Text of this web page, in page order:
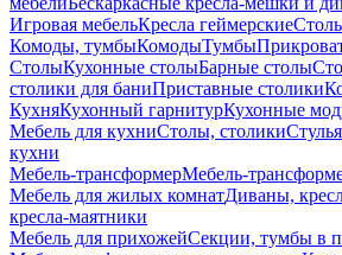
Игровая мебельКресла геймерские
Комоды, тумбыКомодыТумбы
СтолыКухонные столыБарные столы
столики для баниПриставные столики
КухняКухонный гарнитурКухонные
Мебель для кухниСтолы, столики
кухни
Мебель-трансформерМебель-
Мебель для жилых комнатДиваны,
кресла-маятники
Мебель для прихожейСекции, тумбы в